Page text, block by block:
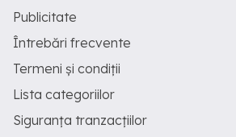
Publicitate
Întrebări frecvente
Termeni și condiții
Lista categoriilor
Siguranța tranzacțiilor